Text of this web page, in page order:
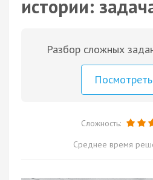
истории:
Разбор сложных
Посмотреть
Сложность:
Среднее время